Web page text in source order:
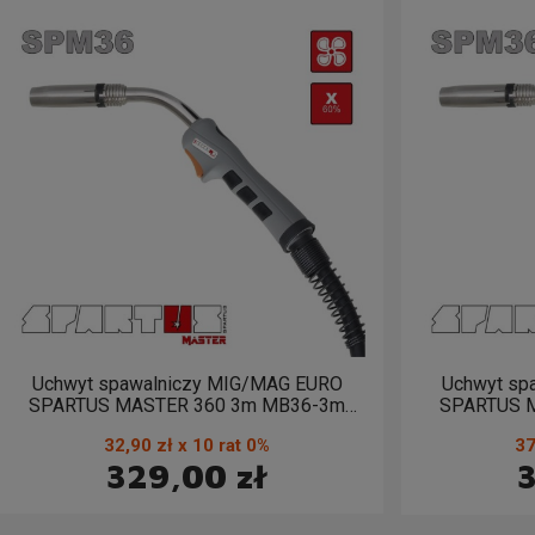
Uchwyt spawalniczy MIG/MAG EURO
SPARTUS MASTER 360 3m MB36-3m
329,00 zł
32,90 zł x 10 rat 0%
Uchwyt
SPARTUS